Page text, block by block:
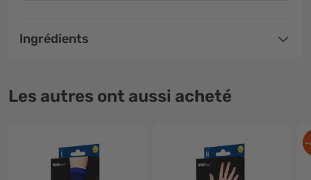
Ingrédients
Les autres ont aussi acheté
-